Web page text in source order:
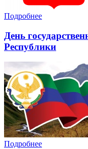
Подробнее
День
Республики
Подробнее